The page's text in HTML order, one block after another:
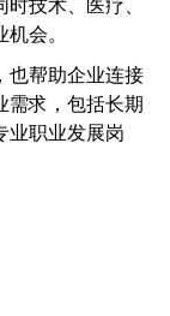
技术、医疗、
会。
也帮助企业连接
需求，包括长期
业职业发展岗